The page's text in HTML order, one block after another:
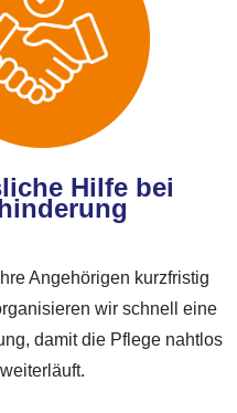
Hilfe bei
Angehörigen kurzfristig
wir schnell eine
damit die Pflege nahtlos
weiterläuft.